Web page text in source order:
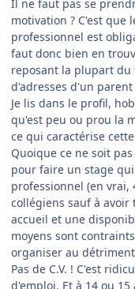
Il ne faut pas se
motivation ? C'est que
professionnel est
faut donc bien en
reposant la plupart du
d'adresses d'un parent
Je lis dans le profil,
qu'est peu ou prou la
ce qui caractérise
Quoique ce ne soit
pour faire un stage
professionnel (en
collégiens sauf à avoir
accueil et une
moyens sont
organiser au
Pas de C.V. ! C'est
d'emploi. Et à 14 ou 15